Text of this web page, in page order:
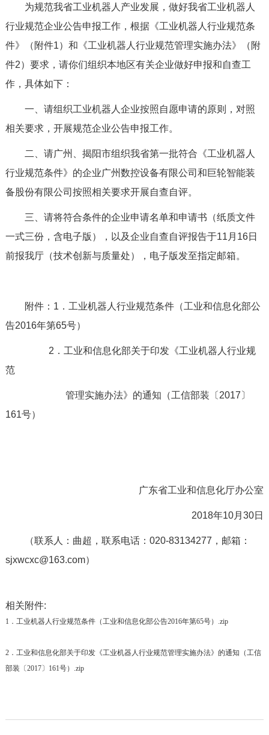
为规范我省工业机器人产业发展，做好我省工业机器人
行业规范企业公告申报工作，根据《工业机器人行业规范条
件》（附件1）和《工业机器人行业规范管理实施办法》（附
件2）要求，请你们组织本地区有关企业做好申报和自查工
作，具体如下：
一、请组织工业机器人企业按照自愿申请的原则，对照
相关要求，开展规范企业公告申报工作。
二、请广州、揭阳市组织我省第一批符合《工业机器人
行业规范条件》的企业广州数控设备有限公司和巨轮智能装
备股份有限公司按照相关要求开展自查自评。
三、请将符合条件的企业申请名单和申请书（纸质文件
一式三份，含电子版），以及企业自查自评报告于11月16日
前报我厅（技术创新与质量处），电子版发至指定邮箱。
附件：1．工业机器人行业规范条件（工业和信息化部公
告2016年第65号）
2．工业和信息化部关于印发《工业机器人行业规
范
管理实施办法》的通知（工信部装〔2017〕
161号）
广东省工业和信息化厅办公室
2018年10月30日
（联系人：曲超，联系电话：020-83134277，邮箱：
sjxwcxc@163.com）
相关附件:
1．工业机器人行业规范条件（工业和信息化部公告2016年第65号）.zip
2．工业和信息化部关于印发《工业机器人行业规范管理实施办法》的通知（工信
部装〔2017〕161号）.zip